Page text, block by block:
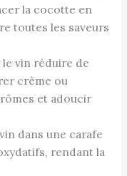
la cocotte en
toutes les saveurs
le vin réduire de
crème ou
et adoucir
dans une carafe
rendant la